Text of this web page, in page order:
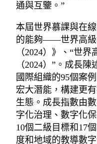
通與互鑒。”
本屆世界慕課與在
的能夠——世界高級
（2024）》、“世
（2024）”。成長
國際組織的95個案
宏大潛能，構建更
生態。成長指數由
字化治理、數字化
10個二級目標和17
度和地域的教導數